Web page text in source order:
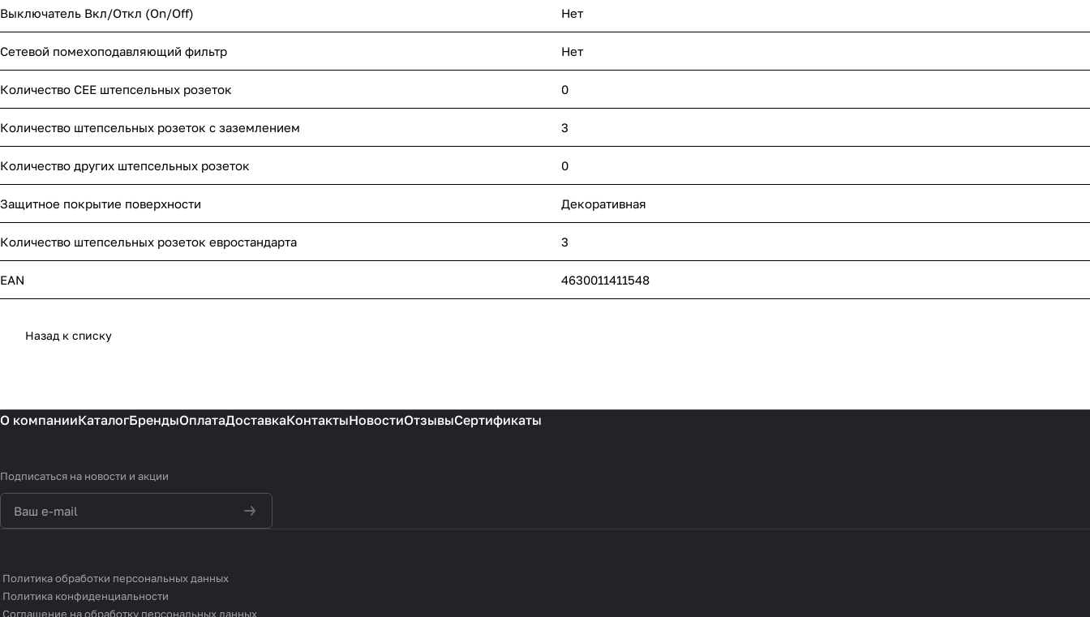
Выключатель Вкл/Откл (On/Off) Нет
Сетевой помехоподавляющий фильтр Нет
Количество CEE штепсельных розеток 0
Количество штепсельных розеток с заземлением 3
Количество других штепсельных розеток 0
Защитное покрытие поверхности Декоративная
Количество штепсельных розеток евростандарта 3
EAN 4630011411548
Назад к списку
О компанииКаталогБрендыОплатаДоставкаКонтактыНовостиОтзывыСертификаты
Подписаться на новости и акции
Политика обработки персональных данных
Политика конфиденциальности
Соглашение на обработку персональных данных